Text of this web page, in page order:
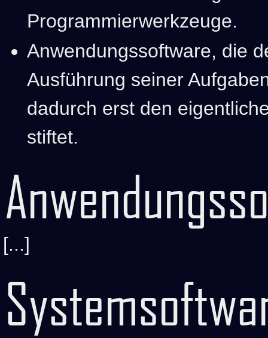
Programmierwerkzeuge.
Anwendungssoftware, die
Ausführung seiner
dadurch erst den
stiftet.
[...]